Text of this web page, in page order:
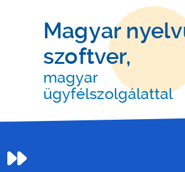
Magyar
szoftver,
magyar
ügyfélszolgálattal